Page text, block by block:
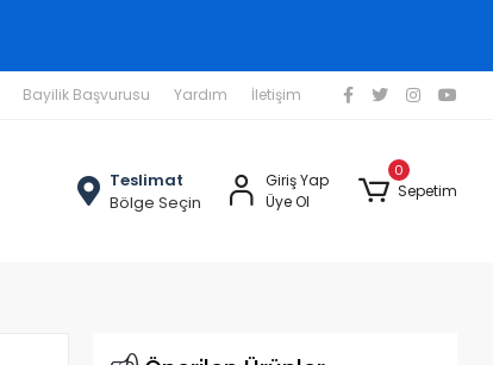
Bayilik Başvurusu Yardım İletişim
Teslimat
Bölge Seçin
Giriş Yap
Üye Ol
0
Sepetim